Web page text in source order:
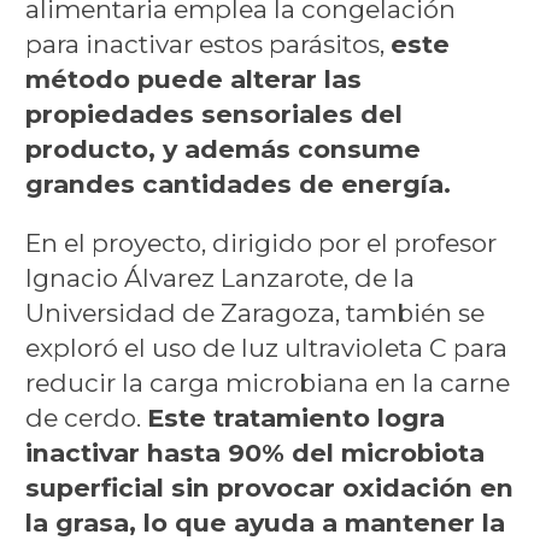
alimentaria emplea la congelación
para inactivar estos parásitos, este
método puede alterar las
propiedades sensoriales del
producto, y además consume
grandes cantidades de energía.
En el proyecto, dirigido por el profesor
Ignacio Álvarez Lanzarote, de la
Universidad de Zaragoza, también se
exploró el uso de luz ultravioleta C para
reducir la carga microbiana en la carne
de cerdo. Este tratamiento logra
inactivar hasta 90% del microbiota
superficial sin provocar oxidación en
la grasa, lo que ayuda a mantener la